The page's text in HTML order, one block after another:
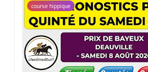
course hippique